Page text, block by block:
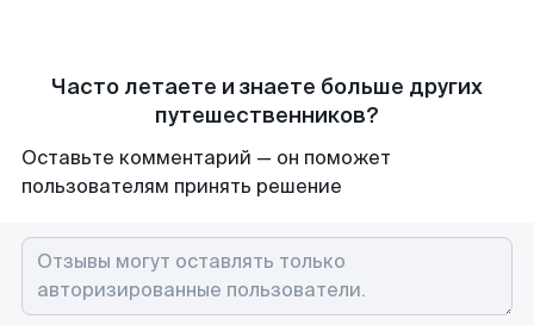
Часто летаете и знаете больше других
путешественников?
Оставьте комментарий — он поможет
пользователям принять решение